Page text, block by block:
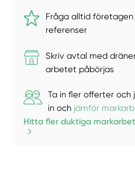
Fråga alltid
referenser
Skriv avtal med
arbetet påbörjas
Ta in fler offerter
in och jämför
Hitta fler duktiga